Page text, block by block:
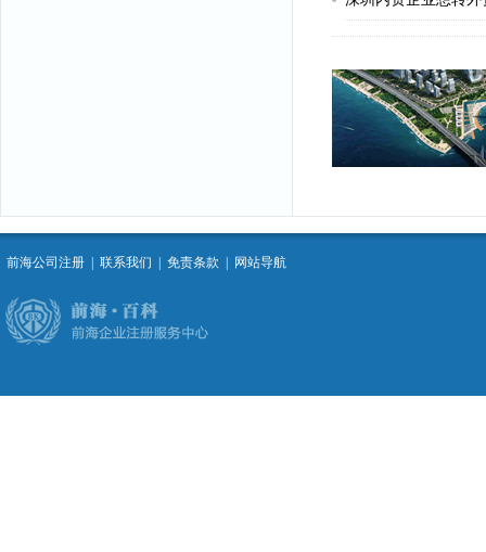
前海公司注册 联系我们 免责条款 网站导航